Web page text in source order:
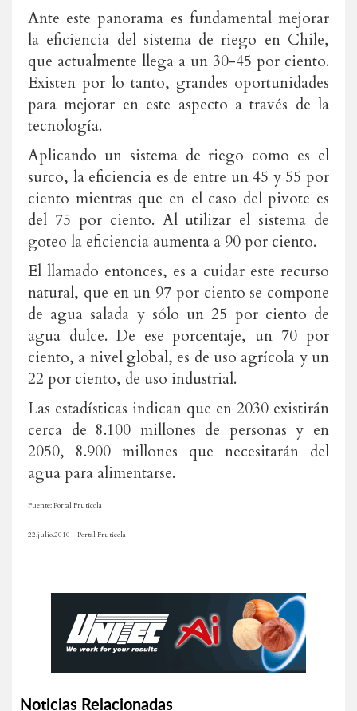
Ante este panorama es fundamental mejorar
la eficiencia del sistema de riego en Chile,
que actualmente llega a un 30-45 por ciento.
Existen por lo tanto, grandes oportunidades
para mejorar en este aspecto a través de la
tecnología.
Aplicando un sistema de riego como es el
surco, la eficiencia es de entre un 45 y 55 por
ciento mientras que en el caso del pivote es
del 75 por ciento. Al utilizar el sistema de
goteo la eficiencia aumenta a 90 por ciento.
El llamado entonces, es a cuidar este recurso
natural, que en un 97 por ciento se compone
de agua salada y sólo un 25 por ciento de
agua dulce. De ese porcentaje, un 70 por
ciento, a nivel global, es de uso agrícola y un
22 por ciento, de uso industrial.
Las estadísticas indican que en 2030 existirán
cerca de 8.100 millones de personas y en
2050, 8.900 millones que necesitarán del
agua para alimentarse.
Fuente: Portal Frutícola
22.julio.2010 – Portal Frutícola
Noticias Relacionadas